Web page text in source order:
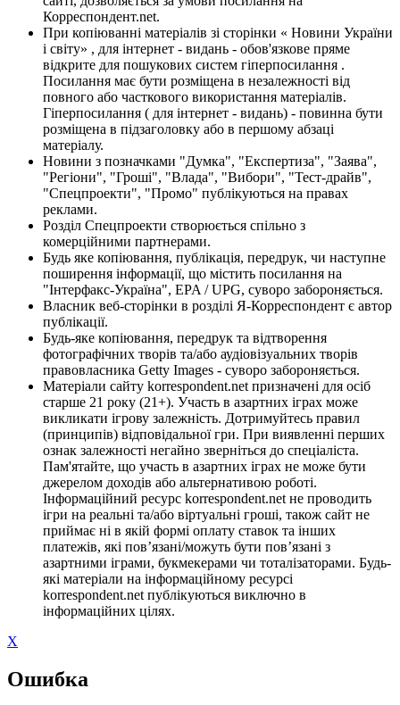
Корреспондент.net.
При копіюванні матеріалів зі сторінки « Новини України
і світу» , для інтернет - видань - обов'язкове пряме
відкрите для пошукових систем гіперпосилання .
Посилання має бути розміщена в незалежності від
повного або часткового використання матеріалів.
Гіперпосилання ( для інтернет - видань) - повинна бути
розміщена в підзаголовку або в першому абзаці
матеріалу.
Новини з позначками "Думка", "Експертиза", "Заява",
"Регіони", "Гроші", "Влада", "Вибори", "Тест-драйв",
"Спецпроекти", "Промо" публікуються на правах
реклами.
Розділ Спецпроекти створюється спільно з
комерційними партнерами.
Будь яке копіювання, публікація, передрук, чи наступне
поширення інформації, що містить посилання на
"Інтерфакс-Україна", EPA / UPG, суворо забороняється.
Власник веб-сторінки в розділі Я-Корреспондент є автор
публікації.
Будь-яке копіювання, передрук та відтворення
фотографічних творів та/або аудіовізуальних творів
правовласника Getty Images - суворо забороняється.
Матеріали сайту korrespondent.net призначені для осіб
старше 21 року (21+). Участь в азартних іграх може
викликати ігрову залежність. Дотримуйтесь правил
(принципів) відповідальної гри. При виявленні перших
ознак залежності негайно зверніться до спеціаліста.
Пам'ятайте, що участь в азартних іграх не може бути
джерелом доходів або альтернативою роботі.
Інформаційний ресурс korrespondent.net не проводить
ігри на реальні та/або віртуальні гроші, також сайт не
приймає ні в якій формі оплату ставок та інших
платежів, які пов’язані/можуть бути пов’язані з
азартними іграми, букмекерами чи тоталізаторами. Будь-
які матеріали на інформаційному ресурсі
korrespondent.net публікуються виключно в
інформаційних цілях.
X
Ошибка